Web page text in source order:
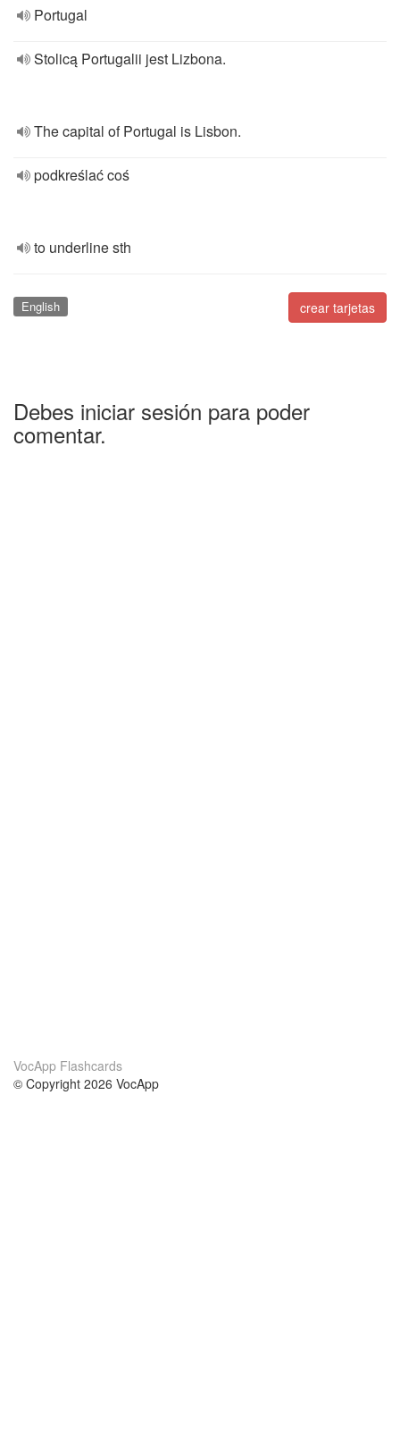
Portugal
Stolicą Portugalii jest Lizbona.
The capital of Portugal is Lisbon.
podkreślać coś
to underline sth
crear tarjetas
English
Debes iniciar sesión para poder
comentar.
VocApp Flashcards
© Copyright 2026 VocApp